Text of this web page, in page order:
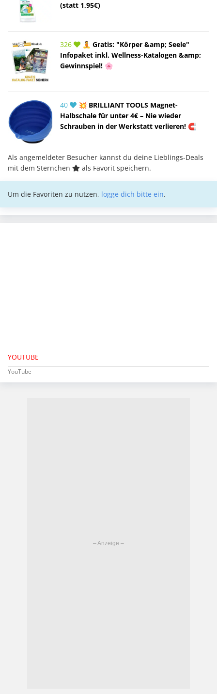
(statt 1,95€)
326
🧘 Gratis: "Körper &amp; Seele"
Infopaket inkl. Wellness-Katalogen &amp;
Gewinnspiel! 🌸
40
💥 BRILLIANT TOOLS Magnet-
Halbschale für unter 4€ – Nie wieder
Schrauben in der Werkstatt verlieren! 🧲
Als angemeldeter Besucher kannst du deine Lieblings-Deals
mit dem Sternchen
als Favorit speichern.
Um die Favoriten zu nutzen, logge dich bitte ein.
YOUTUBE
YouTube